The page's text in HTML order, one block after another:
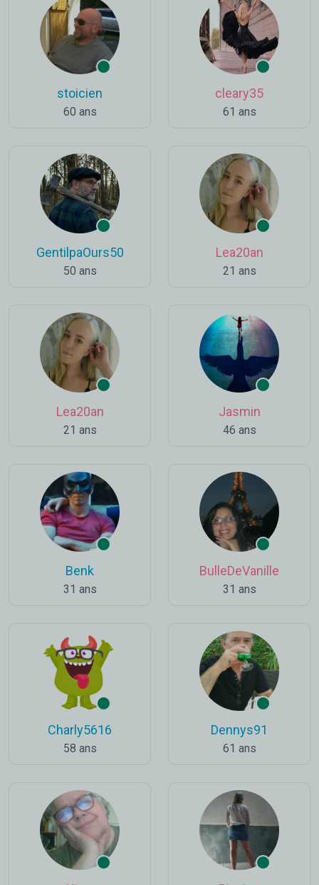
stoicien
60 ans
cleary35
61 ans
GentilpaOurs50
50 ans
Lea20an
21 ans
Lea20an
21 ans
Jasmin
46 ans
Benk
31 ans
BulleDeVanille
31 ans
Charly5616
58 ans
Dennys91
61 ans